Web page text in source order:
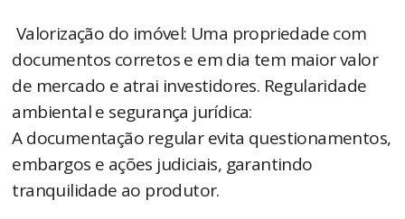
Valorização do imóvel: Uma propriedade com
documentos corretos e em dia tem maior valor
de mercado e atrai investidores. Regularidade
ambiental e segurança jurídica:
A documentação regular evita questionamentos,
embargos e ações judiciais, garantindo
tranquilidade ao produtor.